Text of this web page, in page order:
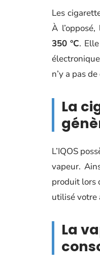
Les
À
350 °C.
n’y a pas
La
L’IQOS
vapeur.
produit lors
utilisé votre
La